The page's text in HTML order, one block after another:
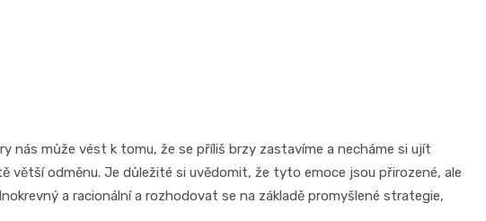
nás může vést k tomu, že se příliš brzy zastavíme a necháme si ujít
větší odměnu. Je důležité si uvědomit, že tyto emoce jsou přirozené, ale
a racionální a rozhodovat se na základě promyšlené strategie,